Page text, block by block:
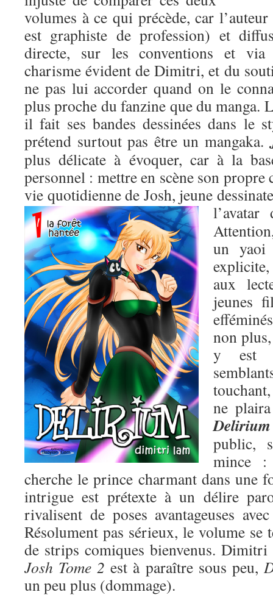
volumes à ce qui précède, car
est graphiste de profession) et
directe, sur les conventions et
charisme évident de Dimitri, et du
ne pas lui accorder quand on le
plus proche du fanzine que du manga.
il fait ses bandes dessinées dans le
prétend surtout pas être un mangaka.
plus délicate à évoquer, car à la
personnel : mettre en scène son
vie quotidienne de Josh, jeune
un yaoi
explicite,
aux
jeunes
non
y est
ne
Delirium
public,
mince :
cherche le prince charmant dans une
intrigue est prétexte à un délire
rivalisent de poses avantageuses
Résolument pas sérieux, le volume se
de strips comiques bienvenus.
Josh Tome 2 est à paraître sous peu,
un peu plus (dommage).